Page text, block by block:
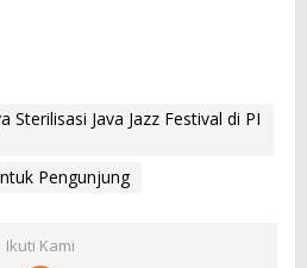
Sterilisasi Java Jazz Festival di PI
Pengunjung
Ikuti Kami